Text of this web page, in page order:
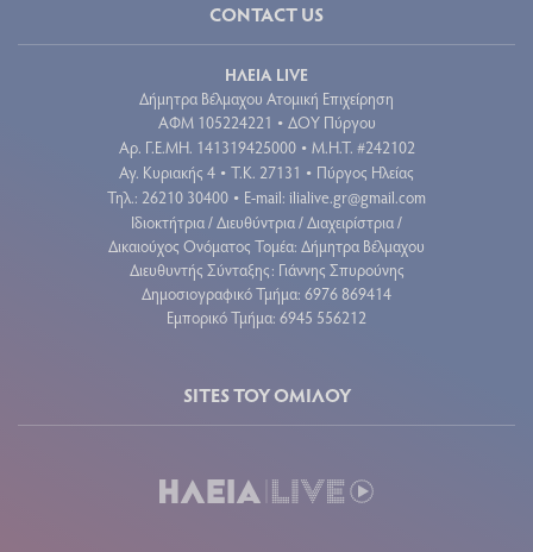
CONTACT US
ΗΛΕΙΑ LIVE
Δήμητρα Βέλμαχου Ατομική Επιχείρηση
ΑΦΜ 105224221 • ΔΟΥ Πύργου
Aρ. Γ.Ε.ΜΗ. 141319425000 • Μ.Η.Τ. #242102
Αγ. Κυριακής 4 • Τ.Κ. 27131 • Πύργος Ηλείας
Τηλ.: 26210 30400 • E-mail: ilialive.gr@gmail.com
Ιδιοκτήτρια / Διευθύντρια / Διαχειρίστρια /
Δικαιούχος Ονόματος Τομέα: Δήμητρα Βέλμαχου
Διευθυντής Σύνταξης: Γιάννης Σπυρούνης
Δημοσιογραφικό Τμήμα: 6976 869414
Εμπορικό Τμήμα: 6945 556212
SITES ΤΟΥ ΟΜΙΛΟΥ